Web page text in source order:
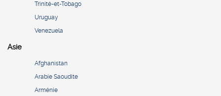
Trinité-et-Tobago
Uruguay
Venezuela
Asie
Afghanistan
Arabie Saoudite
Arménie